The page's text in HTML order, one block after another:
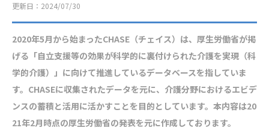
更新日：2024/07/30
2020年5月から始まったCHASE（チェイス）は、厚生労働省が掲
げる「自立支援等の効果が科学的に裏付けられた介護を実現（科
学的介護）」に向けて推進しているデータベースを指していま
す。CHASEに収集されたデータを元に、介護分野におけるエビデ
ンスの蓄積と活用に活かすことを目的としています。本内容は20
21年2月時点の厚生労働省の発表を元に作成しております。